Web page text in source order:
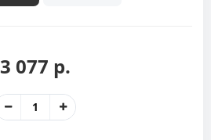
3 077 р.